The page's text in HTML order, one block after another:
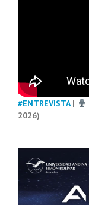
#ENTREVISTA|
2026)